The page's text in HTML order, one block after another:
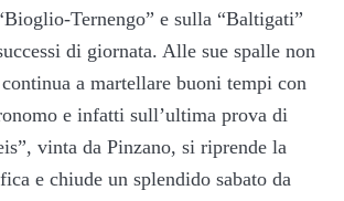
Ternengo” e sulla “Baltigati”
di giornata. Alle sue spalle non
a martellare buoni tempi con
e infatti sull’ultima prova di
vinta da Pinzano, si riprende la
e chiude un splendido sabato da